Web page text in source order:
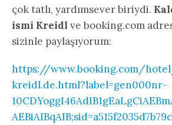
çok tatlı, yardımsever biriydi.
ismi Kreidl ve booking.com
sizinle paylaşıyorum:
https://www.booking.com/
kreidl.de.html?label=gen000nr-